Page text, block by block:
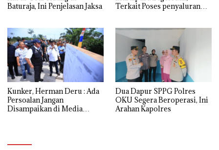
Baturaja, Ini Penjelasan Jaksa
Terkait Poses penyaluran
Kunker, Herman Deru : Ada
Persoalan Jangan
Disampaikan di Media
Dua Dapur SPPG Polres
OKU Segera Beroperasi, Ini
Arahan Kapolres